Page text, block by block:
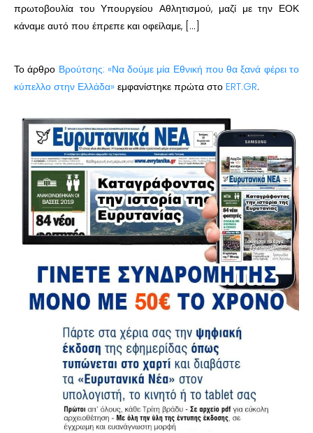
πρωτοβουλία του Υπουργείου Αθλητισμού, μαζί με την ΕΟΚ
κάναμε αυτό που έπρεπε και οφείλαμε, […]
Το άρθρο Βρούτσης: «Να δούμε μία Εθνική που θα ξανά φέρει το
κύπελλο στην Ελλάδα» εμφανίστηκε πρώτα στο ERT.GR.